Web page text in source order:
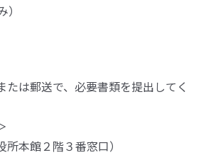
たは郵送で、必要書類を提出してく
本館２階３番窓口）